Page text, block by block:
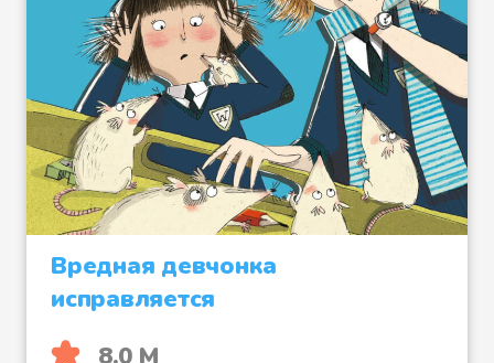
Вредная девчонка
исправляется